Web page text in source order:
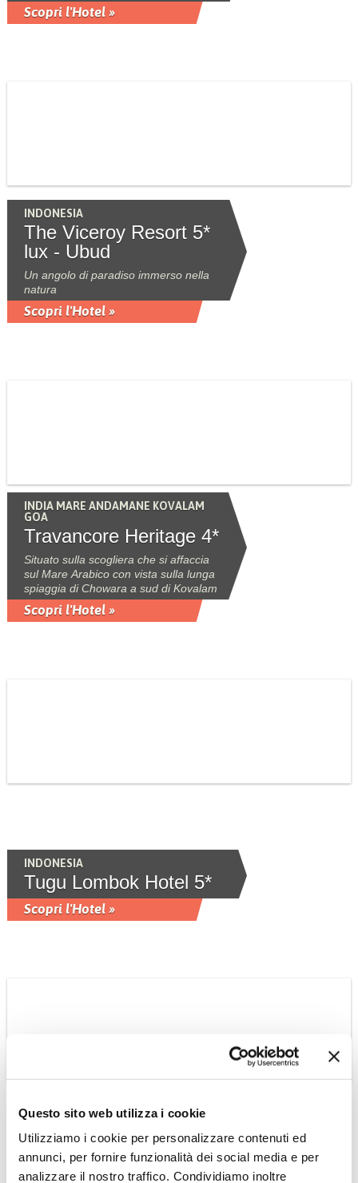
Questo sito web utilizza i cookie
Utilizziamo i cookie per personalizzare contenuti ed
annunci, per fornire funzionalità dei social media e per
analizzare il nostro traffico. Condividiamo inoltre
Scopri l'Hotel »
INDONESIA
The Viceroy Resort 5*
lux - Ubud
Un angolo di paradiso immerso nella
natura
Scopri l'Hotel »
INDIA MARE ANDAMANE KOVALAM
GOA
Travancore Heritage 4*
Situato sulla scogliera che si affaccia
sul Mare Arabico con vista sulla lunga
spiaggia di Chowara a sud di Kovalam
Scopri l'Hotel »
INDONESIA
Tugu Lombok Hotel 5*
Scopri l'Hotel »
INDONESIA
Ubud Maya Resort &
Spa 5* Luxury
Si trova tra la valle del fiume Petanu e